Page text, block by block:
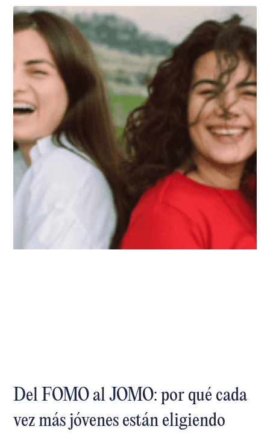
Del FOMO al JOMO: por qué cada
vez más jóvenes están eligiendo